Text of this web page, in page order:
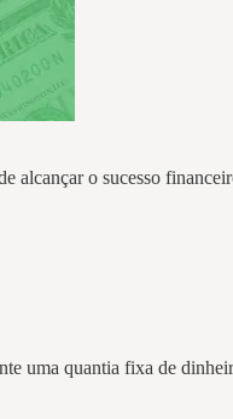
alcançar o sucesso
uma quantia fixa de